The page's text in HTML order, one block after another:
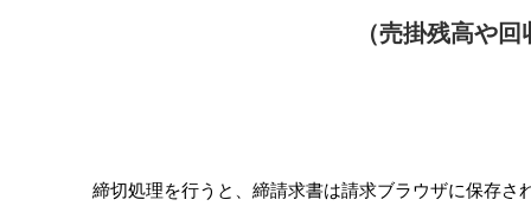
（売掛残高や回
締切処理を行うと、締請求書は請求ブラウザに保存